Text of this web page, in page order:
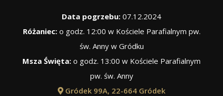
Data pogrzebu: 07.12.2024
Różaniec:o godz. 12:00 w Kościele Parafialnym pw.
św. Anny w Gródku
Msza Święta: o godz. 13:00 w Kościele Parafialnym
pw. św. Anny
Gródek 99A, 22-664 Gródek